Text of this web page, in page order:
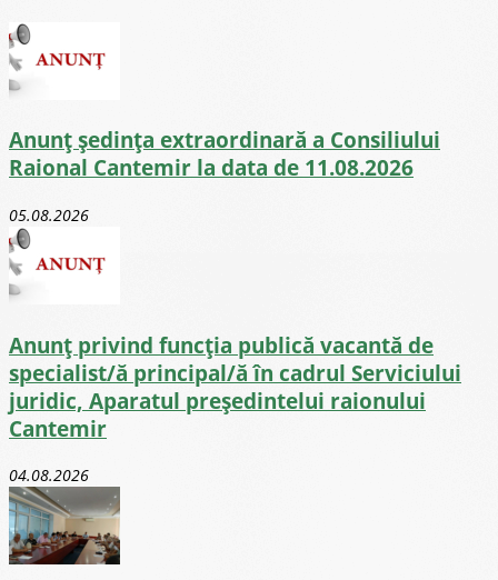
Anunț ședința extraordinară a Consiliului
Raional Cantemir la data de 11.08.2026
05.08.2026
Anunț privind funcția publică vacantă de
specialist/ă principal/ă în cadrul Serviciului
juridic, Aparatul președintelui raionului
Cantemir
04.08.2026